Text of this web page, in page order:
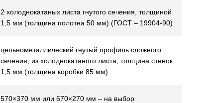
2 холоднокатаных листа гнутого сечения, толщиной
1,5 мм (толщина полотна 50 мм) (ГОСТ – 19904-90)
цельнометаллический гнутый профиль сложного
сечения, из холоднокатаного листа, толщина стенок
1,5 мм (толщина коробки 85 мм)
570×370 мм или 670×270 мм – на выбор